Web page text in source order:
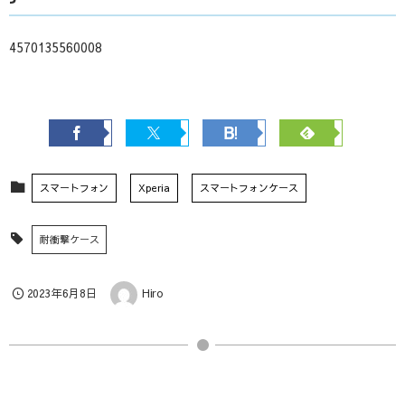
4570135560008
スマートフォン Xperia スマートフォンケース
耐衝撃ケース
2023年6月8日 Hiro